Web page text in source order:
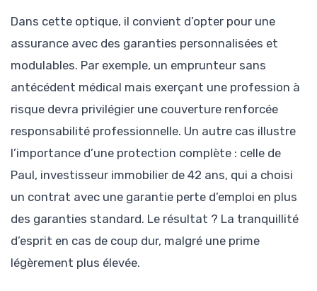
Dans cette optique, il convient d’opter pour une
assurance avec des garanties personnalisées et
modulables. Par exemple, un emprunteur sans
antécédent médical mais exerçant une profession à
risque devra privilégier une couverture renforcée
responsabilité professionnelle. Un autre cas illustre
l’importance d’une protection complète : celle de
Paul, investisseur immobilier de 42 ans, qui a choisi
un contrat avec une garantie perte d’emploi en plus
des garanties standard. Le résultat ? La tranquillité
d’esprit en cas de coup dur, malgré une prime
légèrement plus élevée.